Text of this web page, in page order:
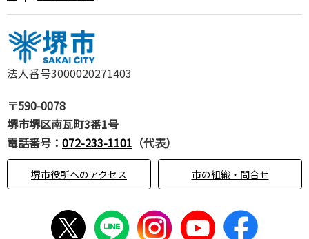
法人番号3000020271403
〒590-0078
堺市堺区南瓦町3番1号
電話番号： 072-233-1101 （代表）
堺市役所へのアクセス 市の組織・問合せ